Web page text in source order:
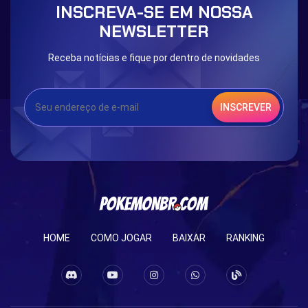
Eternal Dark Quest Door 999
INSCREVA-SE EM NOSSA
NEWSLETTER
Receba notícias e fique por dentro de novidades
INSCREVER
HOME COMO JOGAR BAIXAR RANKING